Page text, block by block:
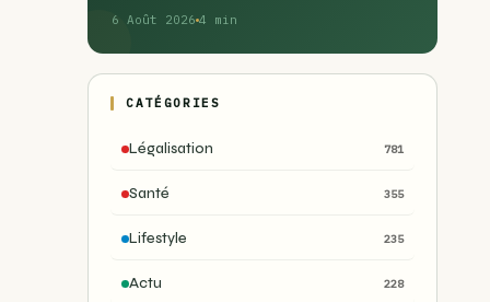
6 Août 2026 4 min
CATÉGORIES
Légalisation 781
Santé 355
Lifestyle 235
Actu 228